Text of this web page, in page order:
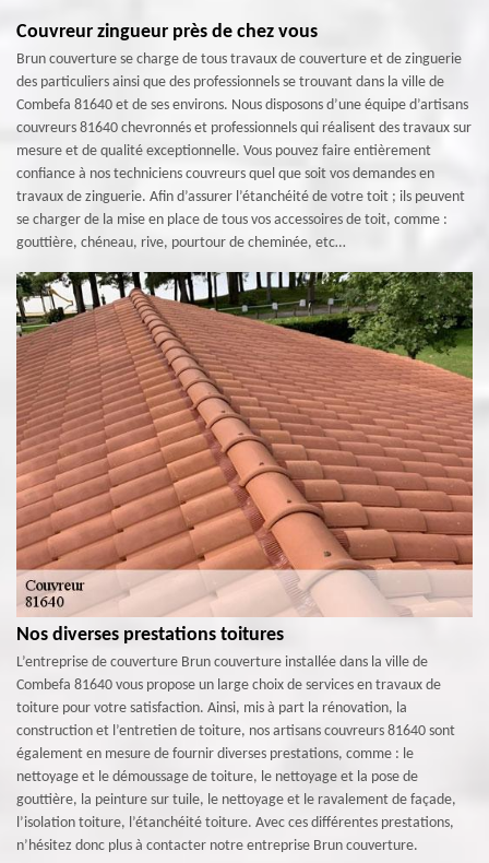
Couvreur zingueur près de chez vous
Brun couverture se charge de tous travaux de couverture et de zinguerie
des particuliers ainsi que des professionnels se trouvant dans la ville de
Combefa 81640 et de ses environs. Nous disposons d’une équipe d’artisans
couvreurs 81640 chevronnés et professionnels qui réalisent des travaux sur
mesure et de qualité exceptionnelle. Vous pouvez faire entièrement
confiance à nos techniciens couvreurs quel que soit vos demandes en
travaux de zinguerie. Afin d’assurer l’étanchéité de votre toit ; ils peuvent
se charger de la mise en place de tous vos accessoires de toit, comme :
gouttière, chéneau, rive, pourtour de cheminée, etc…
Nos diverses prestations toitures
L’entreprise de couverture Brun couverture installée dans la ville de
Combefa 81640 vous propose un large choix de services en travaux de
toiture pour votre satisfaction. Ainsi, mis à part la rénovation, la
construction et l’entretien de toiture, nos artisans couvreurs 81640 sont
également en mesure de fournir diverses prestations, comme : le
nettoyage et le démoussage de toiture, le nettoyage et la pose de
gouttière, la peinture sur tuile, le nettoyage et le ravalement de façade,
l’isolation toiture, l’étanchéité toiture. Avec ces différentes prestations,
n’hésitez donc plus à contacter notre entreprise Brun couverture.